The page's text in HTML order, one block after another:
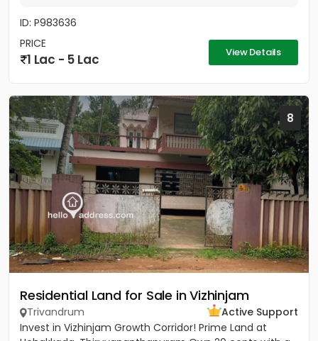
ID: P983636
PRICE
1 Lac - 5 Lac View Details
8
Residential Land for Sale in Vizhinjam
Trivandrum
Active Support
Invest in Vizhinjam Growth Corridor! Prime Land at